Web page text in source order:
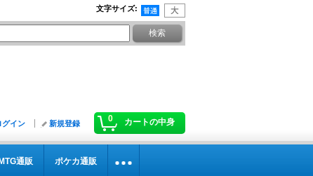
文字サイズ:
0 カートの中身
グイン 新規登録
MTG通販 ポケカ通販